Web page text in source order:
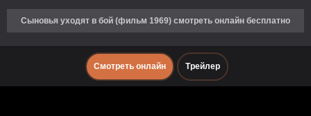
Сыновья уходят в бой (фильм 1969) смотреть онлайн бесплатно
Смотреть онлайн Трейлер